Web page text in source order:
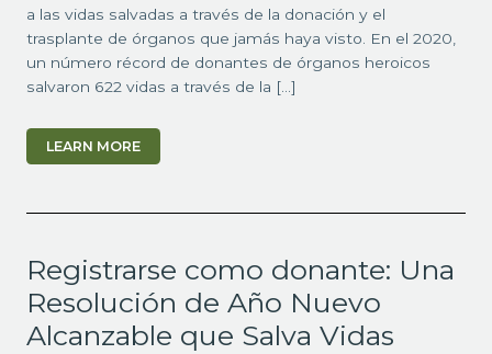
a las vidas salvadas a través de la donación y el
trasplante de órganos que jamás haya visto. En el 2020,
un número récord de donantes de órganos heroicos
salvaron 622 vidas a través de la […]
LEARN MORE
Registrarse como donante: Una
Resolución de Año Nuevo
Alcanzable que Salva Vidas